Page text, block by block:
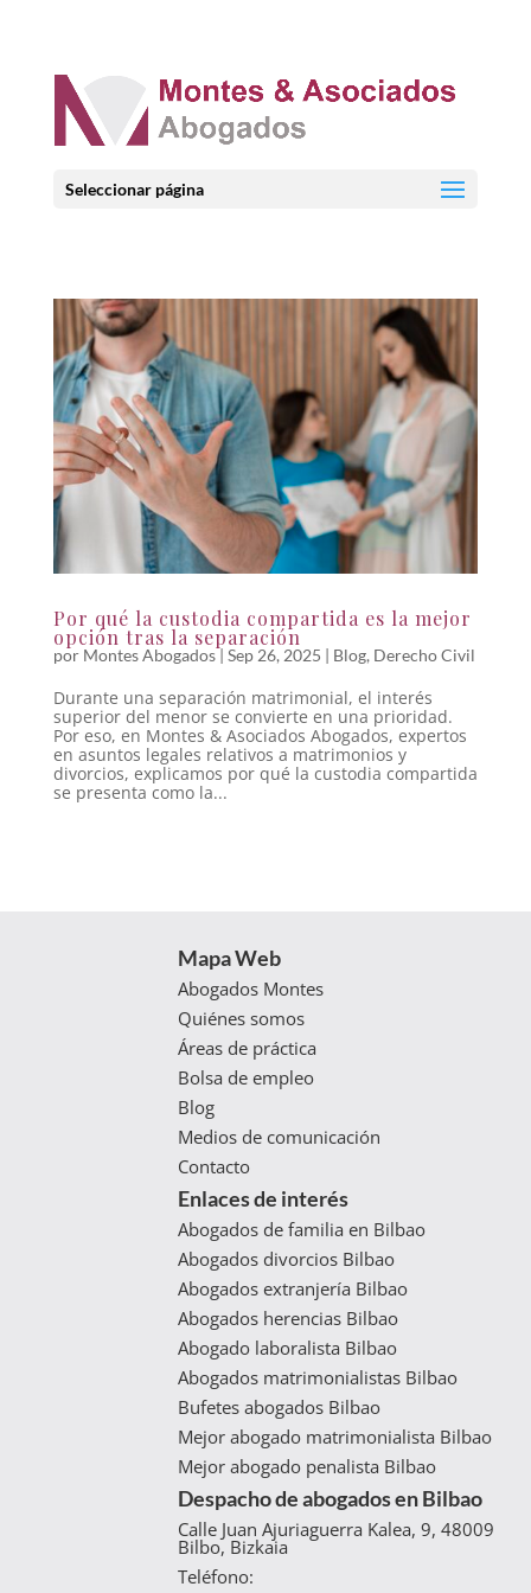
Seleccionar página
Por qué la custodia compartida es la mejor
opción tras la separación
por Montes Abogados| Sep 26, 2025 | Blog, Derecho Civil
Durante una separación matrimonial, el interés
superior del menor se convierte en una prioridad.
Por eso, en Montes & Asociados Abogados, expertos
en asuntos legales relativos a matrimonios y
divorcios, explicamos por qué la custodia compartida
se presenta como la...
Mapa Web
Abogados Montes
Quiénes somos
Áreas de práctica
Bolsa de empleo
Blog
Medios de comunicación
Contacto
Enlaces de interés
Abogados de familia en Bilbao
Abogados divorcios Bilbao
Abogados extranjería Bilbao
Abogados herencias Bilbao
Abogado laboralista Bilbao
Abogados matrimonialistas Bilbao
Bufetes abogados Bilbao
Mejor abogado matrimonialista Bilbao
Mejor abogado penalista Bilbao
Despacho de abogados en Bilbao
Calle Juan Ajuriaguerra Kalea, 9, 48009
Bilbo, Bizkaia
Teléfono: